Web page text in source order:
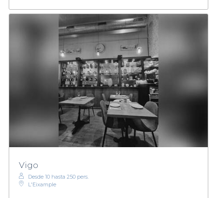
Vigo
Desde 10 hasta 250 pers.
L'Eixample